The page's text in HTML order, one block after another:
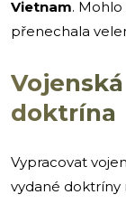
Vietnam.
přenechala
doktrína
Vypracovat
vydané doktríny